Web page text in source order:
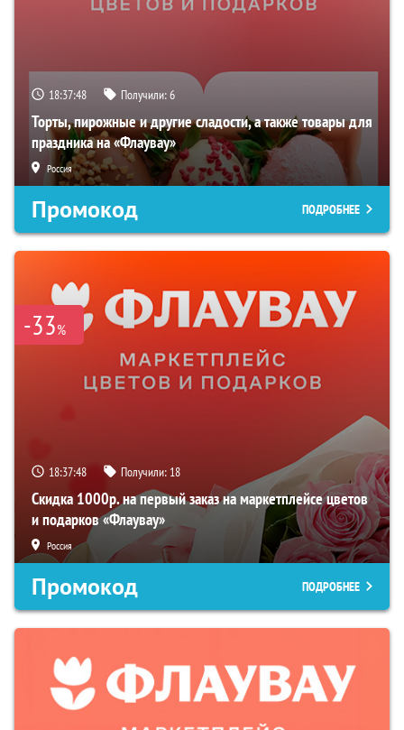
18:37:47 Получили:6
Торты, пирожные и другие сладости, а также товары для
праздника на «Флаувау»
Россия
Промокод ПОДРОБНЕЕ
-33%
18:37:47 Получили: 18
Скидка 1000р. на первый заказ на маркетплейсе цветов
и подарков «Флаувау»
Россия
Промокод ПОДРОБНЕЕ